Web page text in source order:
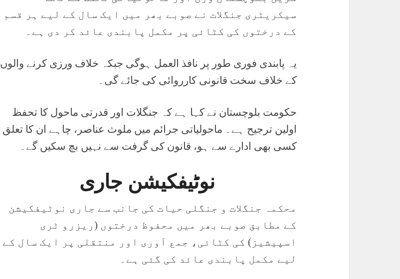
سیکریٹری جنگلات نے صوبے بھر میں ایک سال کے لیے ہر قسم
کے درختوں کی کٹائی پر مکمل پابندی عائد کر دی ہے۔
یہ پابندی فوری طور پر نافذ العمل ہوگی جبکہ خلاف ورزی کرنے والوں
کے خلاف سخت قانونی کارروائی کی جائے گی۔
حکومت بلوچستان نے کہا ہے کہ جنگلات اور قدرتی ماحول کا تحفظ
اولین ترجیح ہے۔ ماحولیاتی جرائم میں ملوث عناصر، چاہے ان کا تعلق
کسی بھی ادارے سے ہو، قانون کی گرفت سے نہیں بچ سکیں گے۔
نوٹیفکیشن جاری
محکمہ جنگلات و جنگلی حیات کی جانب سے جاری نوٹیفکیشن
کے مطابق صوبے بھر میں محفوظ درختوں (ریزرو ٹری
اسپیشیز) کی کٹائی، جمع آوری اور منتقلی پر ایک سال کے
لیے مکمل پابندی عائد کی گئی ہے۔